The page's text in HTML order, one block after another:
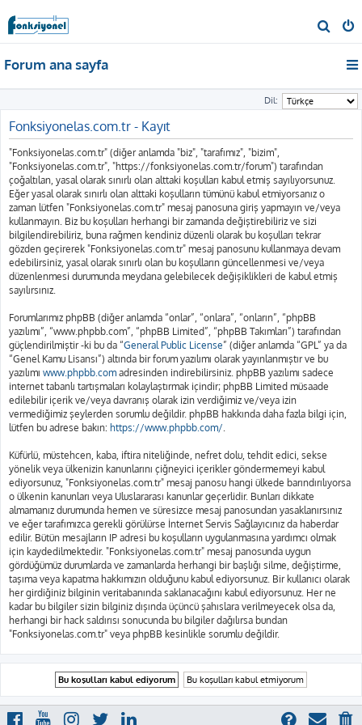
r
Forum ana sayfa
Dil:
Fonksiyonelas.com.tr - Kayıt
"Fonksiyonelas.com.tr" (diğer anlamda "biz", "tarafımız", "bizim",
"Fonksiyonelas.com.tr", "https://fonksiyonelas.com.tr/forum") tarafından
çoğaltılan, yasal olarak sınırlı olan alttaki koşulları kabul etmiş sayılıyorsunuz.
Eğer yasal olarak sınırlı olan alttaki koşulların tümünü kabul etmiyorsanız o
zaman lütfen "Fonksiyonelas.com.tr" mesaj panosuna giriş yapmayın ve/veya
kullanmayın. Biz bu koşulları herhangi bir zamanda değiştirebiliriz ve sizi
bilgilendirebiliriz, buna rağmen kendiniz düzenli olarak bu koşulları tekrar
gözden geçirerek "Fonksiyonelas.com.tr" mesaj panosunu kullanmaya devam
edebilirsiniz, yasal olarak sınırlı olan bu koşulların güncellenmesi ve/veya
düzenlenmesi durumunda meydana gelebilecek değişiklikleri de kabul etmiş
sayılırsınız.
Forumlarımız phpBB (diğer anlamda “onlar”, “onlara”, “onların”, “phpBB
yazılımı”, “www.phpbb.com”, “phpBB Limited”, “phpBB Takımları”) tarafından
güçlendirilmiştir -ki bu da “General Public License” (diğer anlamda “GPL” ya da
“Genel Kamu Lisansı”) altında bir forum yazılımı olarak yayınlanmıştır ve bu
yazılımı www.phpbb.com adresinden indirebilirsiniz. phpBB yazılımı sadece
internet tabanlı tartışmaları kolaylaştırmak içindir; phpBB Limited müsaade
edilebilir içerik ve/veya davranış olarak izin verdiğimiz ve/veya izin
vermediğimiz şeylerden sorumlu değildir. phpBB hakkında daha fazla bilgi için,
lütfen bu adrese bakın: https://www.phpbb.com/.
Küfürlü, müstehcen, kaba, iftira niteliğinde, nefret dolu, tehdit edici, sekse
yönelik veya ülkenizin kanunlarını çiğneyici içerikler göndermemeyi kabul
ediyorsunuz, "Fonksiyonelas.com.tr" mesaj panosu hangi ülkede barındırılıyorsa
o ülkenin kanunları veya Uluslararası kanunlar geçerlidir. Bunları dikkate
almamanız durumunda hemen ve süresizce mesaj panosundan yasaklanırsınız
ve eğer tarafımızca gerekli görülürse İnternet Servis Sağlayıcınız da haberdar
edilir. Bütün mesajların IP adresi bu koşulların uygulanmasına yardımcı olmak
için kaydedilmektedir. "Fonksiyonelas.com.tr" mesaj panosunda uygun
gördüğümüz durumlarda ve zamanlarda herhangi bir başlığı silme, değiştirme,
taşıma veya kapatma hakkımızın olduğunu kabul ediyorsunuz. Bir kullanıcı olarak
her girdiğiniz bilginin veritabanında saklanacağını kabul ediyorsunuz. Her ne
kadar bu bilgiler sizin bilginiz dışında üçüncü şahıslara verilmeyecek olsa da,
herhangi bir hack saldırısı sonucunda bu bilgiler dağılırsa bundan
"Fonksiyonelas.com.tr" veya phpBB kesinlikle sorumlu değildir.